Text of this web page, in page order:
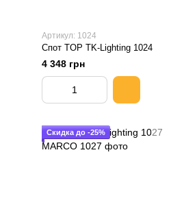
Артикул: 1024
Спот TOP TK-Lighting 1024
4 348 грн
Скидка до -25%